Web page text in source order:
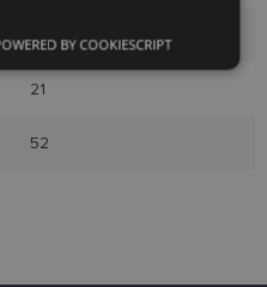
L
21
52
Аналитические
Функциональные
BY COOKIESCRIPT